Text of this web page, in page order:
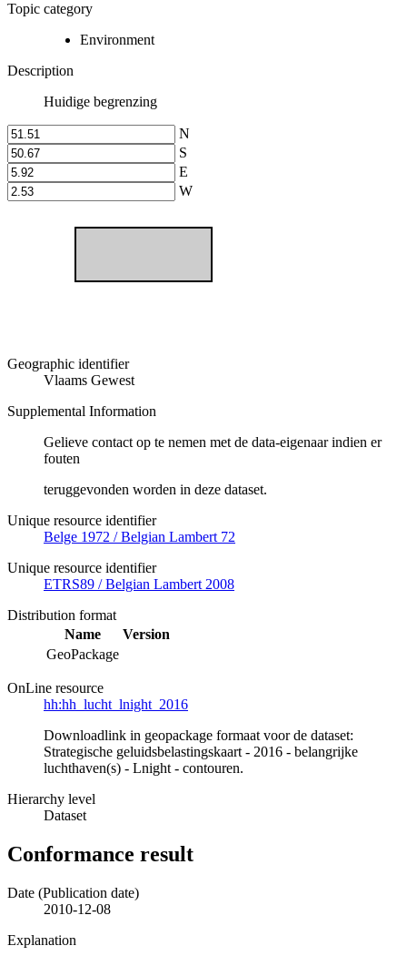
Topic category
Environment
Description
Huidige begrenzing
N
S
E
W
Geographic identifier
Vlaams Gewest
Supplemental Information
Gelieve contact op te nemen met de data-eigenaar indien er
fouten
teruggevonden worden in deze dataset.
Unique resource identifier
Belge 1972 / Belgian Lambert 72
Unique resource identifier
ETRS89 / Belgian Lambert 2008
Distribution format
Name
Version
GeoPackage
OnLine resource
hh:hh_lucht_lnight_2016
Downloadlink in geopackage formaat voor de dataset:
Strategische geluidsbelastingskaart - 2016 - belangrijke
luchthaven(s) - Lnight - contouren.
Hierarchy level
Dataset
Conformance result
Date (Publication date)
2010-12-08
Explanation